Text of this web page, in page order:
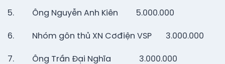
5. Ông Nguyễn Anh Kiên 5.000.000
6. Nhóm gôn thủ XN Cơđiện VSP 3.000.000
7. Ông Trần Đại Nghĩa 3.000.000